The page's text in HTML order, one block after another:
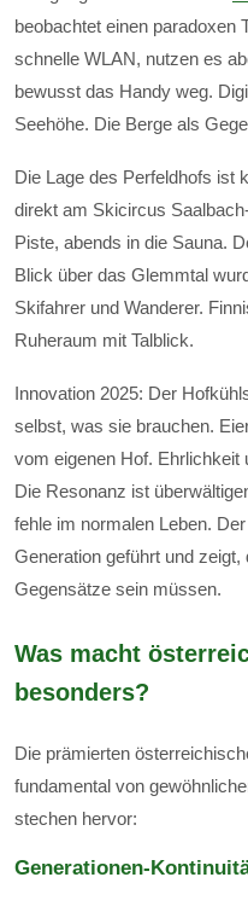
beobachtet einen paradoxen
schnelle WLAN, nutzen es
bewusst das Handy weg.
Seehöhe. Die Berge als
Die Lage des Perfeldhofs ist
direkt am Skicircus
Piste, abends in die Sauna.
Blick über das Glemmtal
Skifahrer und Wanderer.
Ruheraum mit Talblick.
Innovation 2025: Der
selbst, was sie brauchen.
vom eigenen Hof. Ehrlichkeit
Die Resonanz ist
fehle im normalen Leben.
Generation geführt und
Gegensätze sein müssen.
Was macht
besonders?
Die prämierten
fundamental von
stechen hervor:
Generationen-